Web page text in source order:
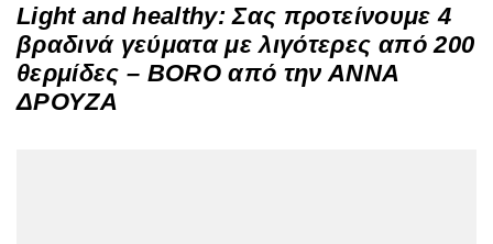
Light and healthy: Σας προτείνουμε 4
βραδινά γεύματα με λιγότερες από 200
θερμίδες – BORO από την ΑΝΝΑ
ΔΡΟΥΖΑ